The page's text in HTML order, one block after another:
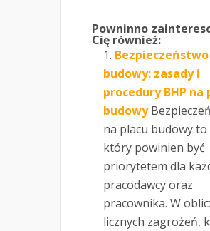
Powninno
Cię również:
Bezpieczeństwo
budowy: zasady i
procedury BHP na
budowy
na placu budowy
który powinien być
priorytetem dla
pracodawcy oraz
pracownika. W
licznych zagrożeń,